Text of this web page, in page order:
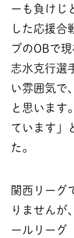
ーも負けじ
した応援合
ブのOBで
志水克行選
い雰囲気で
と思います
ています」
た。
関西リーグ
りませんが
ールリーグ